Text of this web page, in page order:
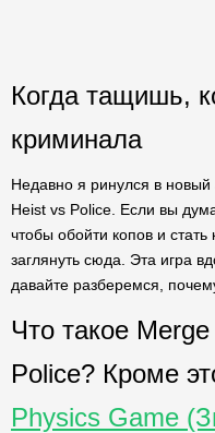
Когда тащишь,
криминала
Недавно я ринулся в
Heist vs Police. Если вы
чтобы обойти копов и
заглянуть сюда. Эта игра
давайте разберемся,
Что такое
Police? Кроме
Physics Game